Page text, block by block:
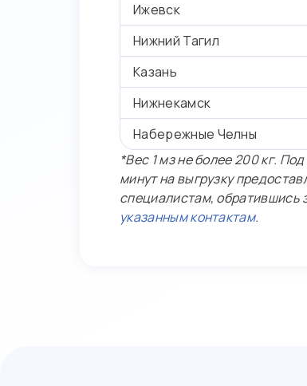
Ижевск
Нижний Тагил
Казань
Нижнекамск
Набережные Челны
*Вес 1 мз не более 200 кг.
минут на выгрузку
специалистам, обратившись
указанным контактам.